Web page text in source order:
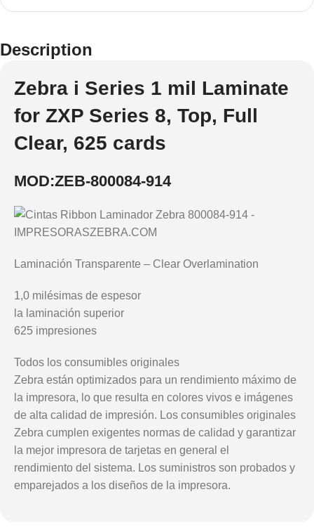
Description
Zebra i Series 1 mil Laminate
for ZXP Series 8, Top, Full
Clear, 625 cards
MOD:ZEB-800084-914
Laminación Transparente – Clear Overlamination
1,0 milésimas de espesor
la laminación superior
625 impresiones
Todos los consumibles originales
Zebra están optimizados para un rendimiento máximo de
la impresora, lo que resulta en colores vivos e imágenes
de alta calidad de impresión. Los consumibles originales
Zebra cumplen exigentes normas de calidad y garantizar
la mejor impresora de tarjetas en general el
rendimiento del sistema. Los suministros son probados y
emparejados a los diseños de la impresora.